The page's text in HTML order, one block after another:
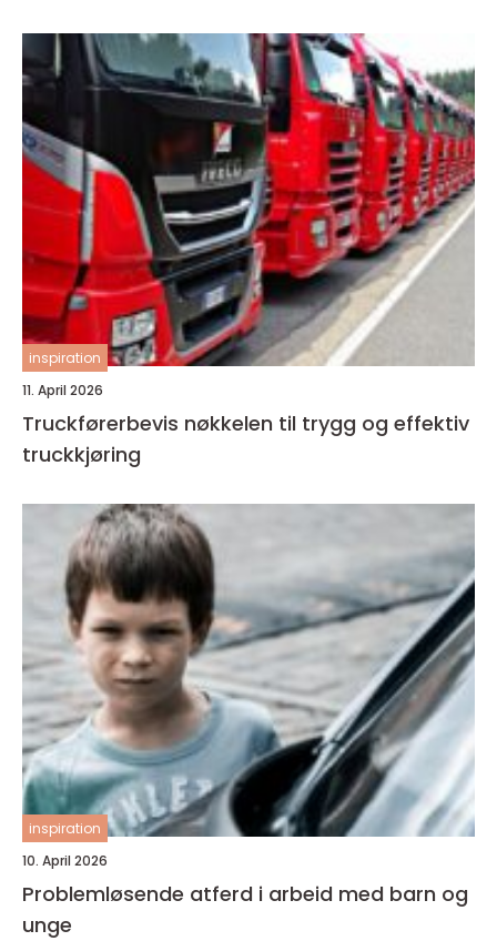
inspiration
11. April 2026
Truckførerbevis nøkkelen til trygg og effektiv
truckkjøring
inspiration
10. April 2026
Problemløsende atferd i arbeid med barn og
unge